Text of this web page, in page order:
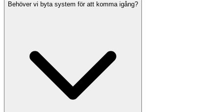
Behöver vi byta system för att komma igång?